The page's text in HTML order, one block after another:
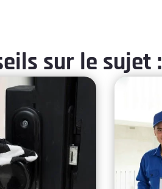
sur le sujet :